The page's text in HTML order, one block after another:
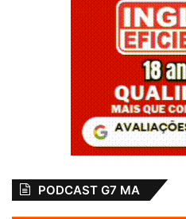
PODCAST G7 MA